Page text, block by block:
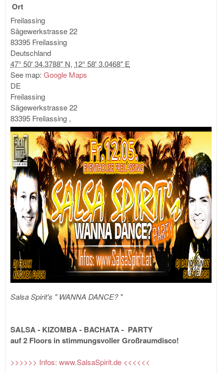
Ort
Freilassing
Sägewerkstrasse 22
83395 Freilassing
Deutschland
47° 50' 34.3788" N, 12° 58' 3.0468" E
See map: Google Maps
DE
Freilassing
Sägewerkstrasse 22
83395 Freilassing ,
Salsa Spirit's " WANNA DANCE? "
SALSA - KIZOMBA - BACHATA - PARTY
auf 2 Floors in stimmungsvoller Großraumdisco!
>>>>>> Infos: www.SalsaSpirit.de <<<<<<